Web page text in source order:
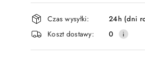
dostawa
Czas wysyłki:
24h (dni
Koszt dostawy:
0